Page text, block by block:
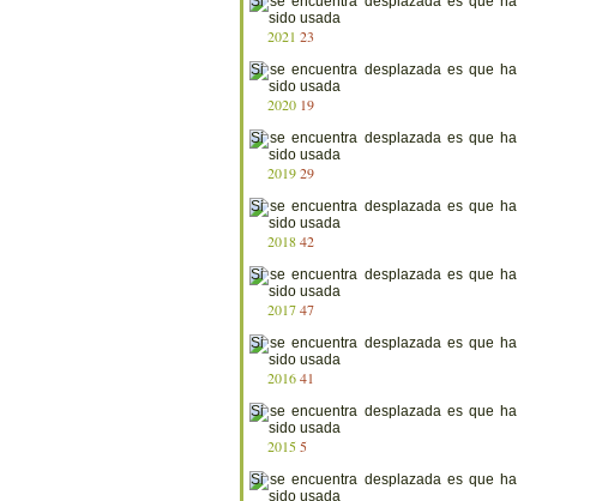
2021 23
2020 19
201929
201842
201747
201641
2015 5